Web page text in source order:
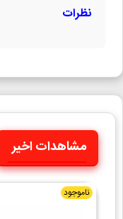
نظرات
مشاهدات اخیر
ناموجود